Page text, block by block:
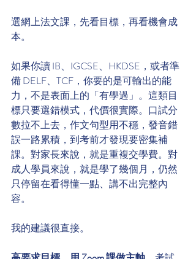
選網上法文課，先看目標，再看機會成
本。
如果你讀 IB、IGCSE、HKDSE，或者準
備 DELF、TCF，你要的是可輸出的能
力，不是表面上的「有學過」。這類目
標只要選錯模式，代價很實際。口試分
數拉不上去，作文句型用不穩，發音錯
誤一路累積，到考前才發現要密集補
課。對家長來說，就是重複交學費。對
成人學員來說，就是學了幾個月，仍然
只停留在看得懂一點、講不出完整內
容。
我的建議很直接。